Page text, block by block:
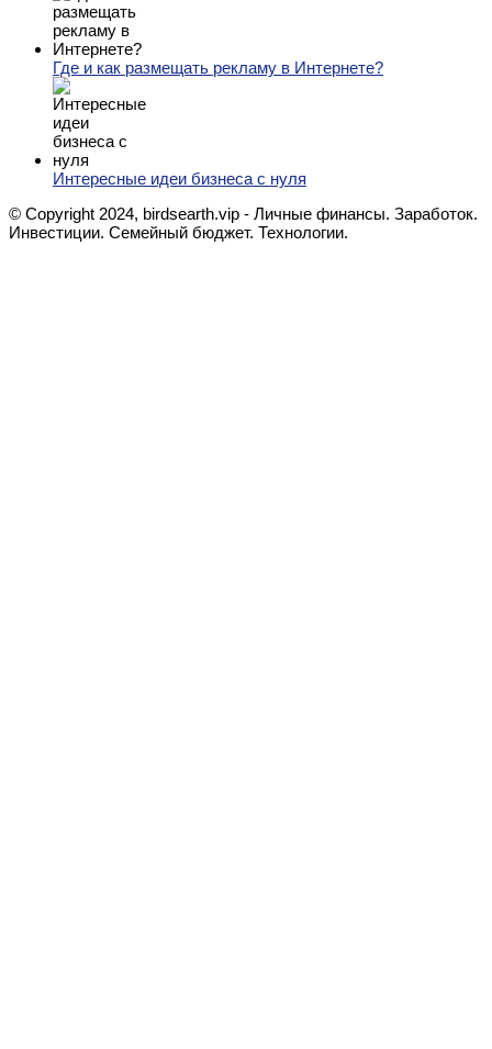
Где и как размещать рекламу в Интернете?
Интересные идеи бизнеса с нуля
© Copyright 2024, birdsearth.vip - Личные финансы. Заработок.
Инвестиции. Семейный бюджет. Технологии.